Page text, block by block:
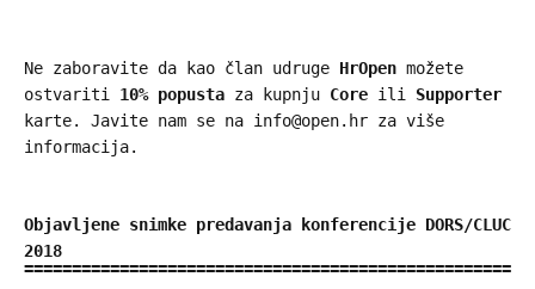
Ne zaboravite da kao član udruge HrOpen možete
ostvariti 10% popusta za kupnju Core ili Supporter
karte. Javite nam se na info@open.hr za više
informacija.
Objavljene snimke predavanja konferencije DORS/CLUC
2018